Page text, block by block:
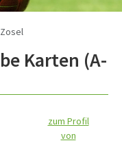
Karten (A-
zum Profil
von